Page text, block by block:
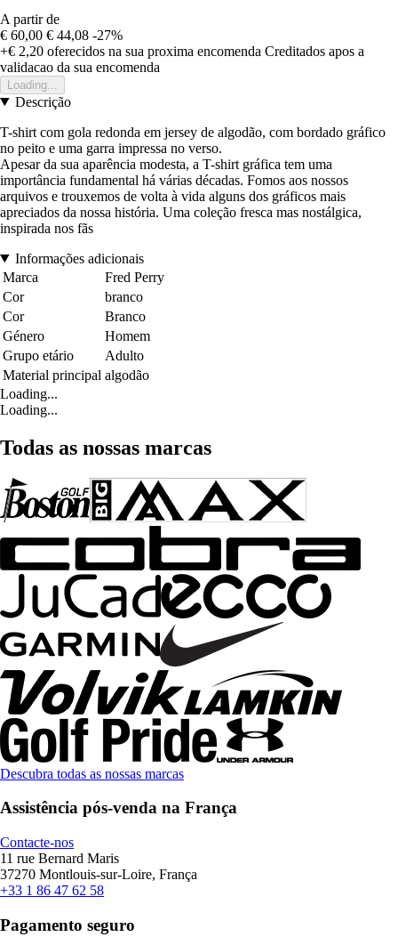
A partir de
€ 60,00 € 44,08 -27%
+€ 2,20 oferecidos na sua proxima encomenda Creditados apos a
validacao da sua encomenda
Loading...
Descrição
T-shirt com gola redonda em jersey de algodão, com bordado gráfico
no peito e uma garra impressa no verso.
Apesar da sua aparência modesta, a T-shirt gráfica tem uma
importância fundamental há várias décadas. Fomos aos nossos
arquivos e trouxemos de volta à vida alguns dos gráficos mais
apreciados da nossa história. Uma coleção fresca mas nostálgica,
inspirada nos fãs
Informações adicionais
Marca
Fred Perry
Cor
branco
Cor
Branco
Género
Homem
Grupo etário
Adulto
Material principal algodão
Loading...
Loading...
Todas as nossas marcas
Descubra todas as nossas marcas
Assistência pós-venda na França
Contacte-nos
11 rue Bernard Maris
37270 Montlouis-sur-Loire, França
+33 1 86 47 62 58
Pagamento seguro